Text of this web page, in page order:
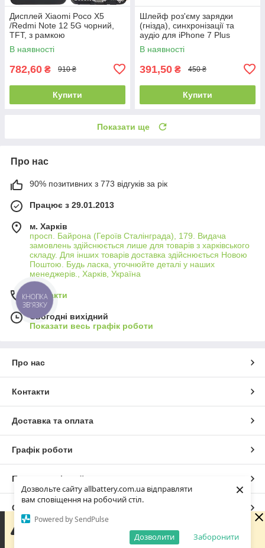
Дозвольте сайту allbattery.com.ua відправляти
вам сповіщення на робочий стіл.
Powered by SendPulse
Заборонити
Дозволити
×
Дисплей Xiaomi Poco X5
/Redmi Note 12 5G чорний,
TFT, з рамкою
В наявності
782,60 ₴ 910 ₴
Купити
Шлейф роз'єму зарядки
(гнізда), синхронізації та
аудіо для iPhone 7 Plus
(чорний)
В наявності
391,50 ₴ 450 ₴
Купити
Показати ще
Про нас
90% позитивних з 773 відгуків за рік
Працює з 29.01.2013
м. Харків
просп. Байрона (Героїв Сталінграда), 179. Видача
замовлень здійснюється лише для товарів з харківського
складу. Для інших товарів доставка здійснюється Новою
Поштою. Будь ласка, уточнюйте деталі у наших
менеджерів., Харків, Україна
Контакти
Сьогодні вихідний
Показати весь графік роботи
Про нас
Контакти
Доставка та оплата
Графік роботи
Повна версія сайту
Сайт створено на маркетплейсі
Політика конфіденційності
Зараз у компанії неробочий час. Замовлення та
повідомлення будуть оброблені з 09:00 найближчого
робочого дня (завтра, 10.08).
КНОПКА
ЗВ'ЯЗКУ